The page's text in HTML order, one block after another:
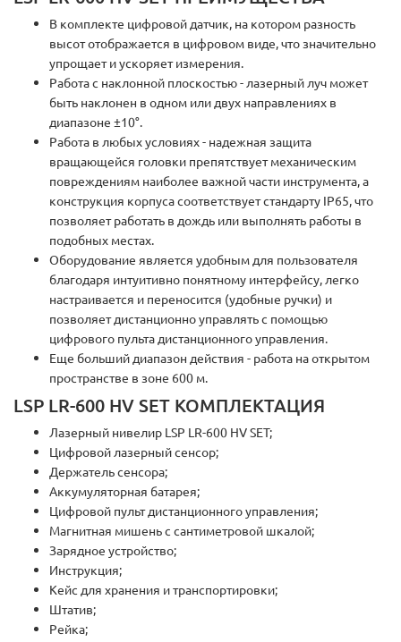
В комплекте цифровой датчик, на котором разность
высот отображается в цифровом виде, что значительно
упрощает и ускоряет измерения.
Работа с наклонной плоскостью - лазерный луч может
быть наклонен в одном или двух направлениях в
диапазоне ±10°.
Работа в любых условиях - надежная защита
вращающейся головки препятствует механическим
повреждениям наиболее важной части инструмента, а
конструкция корпуса соответствует стандарту IP65, что
позволяет работать в дождь или выполнять работы в
подобных местах.
Оборудование является удобным для пользователя
благодаря интуитивно понятному интерфейсу, легко
настраивается и переносится (удобные ручки) и
позволяет дистанционно управлять с помощью
цифрового пульта дистанционного управления.
Еще больший диапазон действия - работа на открытом
пространстве в зоне 600 м.
LSP LR-600 HV SET КОМПЛЕКТАЦИЯ
Лазерный нивелир LSP LR-600 HV SET;
Цифровой лазерный сенсор;
Держатель сенсора;
Аккумуляторная батарея;
Цифровой пульт дистанционного управления;
Магнитная мишень с сантиметровой шкалой;
Зарядное устройство;
Инструкция;
Кейс для хранения и транспортировки;
Штатив;
Рейка;